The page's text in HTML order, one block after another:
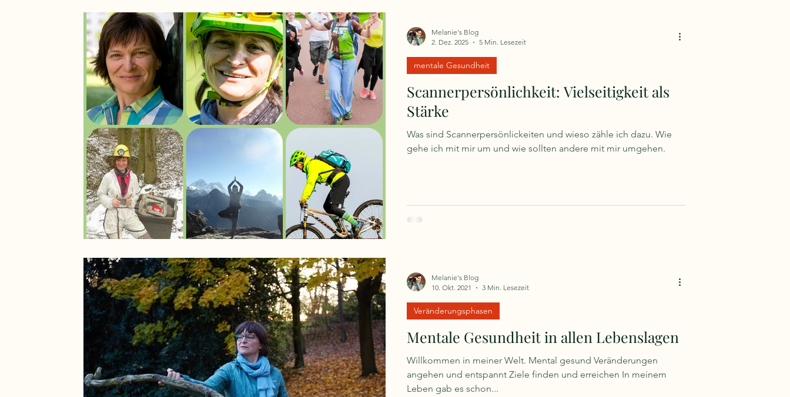
Persönlichkeitsentwicklung Natur-Coaching mentale Gesundheit
Achtsamkeit/Entspannung Rad-Welt
Scannerpersönlichkeit: Vielseitigkeit als
Stärke
Was sind Scannerpersönlickeiten und wieso zähle ich dazu. Wie
gehe ich mit mir um und wie sollten andere mit mir umgehen.
mentale Gesundheit
Melanie's Blog
2. Dez. 2025
5 Min. Lesezeit
Mentale Gesundheit in allen Lebenslagen
Willkommen in meiner Welt. Mental gesund Veränderungen
angehen und entspannt Ziele finden und erreichen In meinem
Leben gab es schon...
Veränderungsphasen
Melanie's Blog
10. Okt. 2021
3 Min. Lesezeit